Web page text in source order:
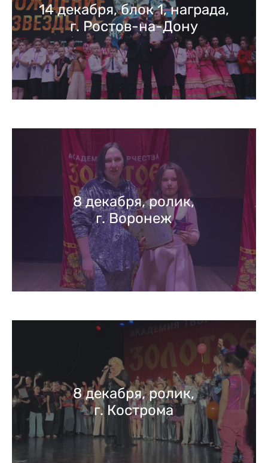
14 декабря, блок 1, награда,
г. Ростов-на-Дону
8 декабря, ролик,
г. Воронеж
8 декабря, ролик,
г. Кострома